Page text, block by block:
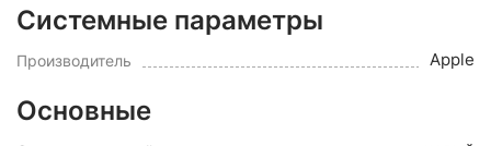
Системные параметры
Производитель Apple
Основные